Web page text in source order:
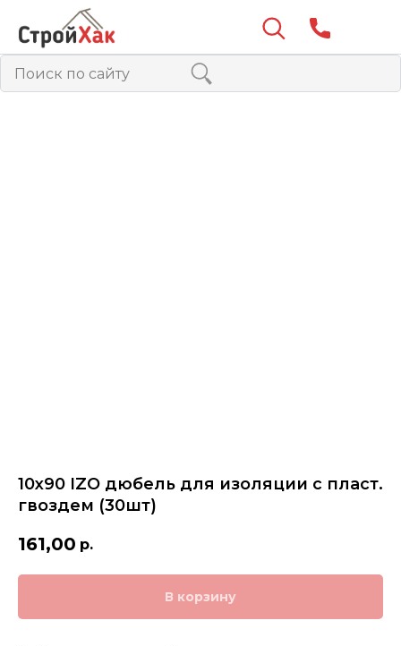
10х90 IZO дюбель для изоляции с пласт.
гвоздем (30шт)
161,00 р.
В корзину